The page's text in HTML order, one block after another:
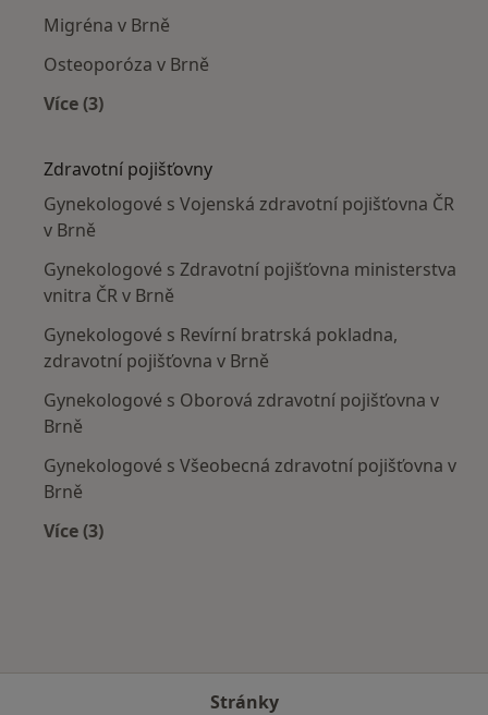
Migréna v Brně
Osteoporóza v Brně
Více (3)
Zdravotní pojišťovny
Gynekologové s Vojenská zdravotní pojišťovna ČR
v Brně
Gynekologové s Zdravotní pojišťovna ministerstva
vnitra ČR v Brně
Gynekologové s Revírní bratrská pokladna,
zdravotní pojišťovna v Brně
Gynekologové s Oborová zdravotní pojišťovna v
Brně
Gynekologové s Všeobecná zdravotní pojišťovna v
Brně
Více (3)
Stránky